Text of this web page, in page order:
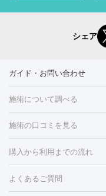
シェア
ガイド・お問い合わせ
施術について調べる
美白
施術の口コミを見る
フォトフェイシャルM22
ング
ケミカルピーリング
HIFU（ハイフ）
購入から利用までの流れ
よくあるご質問